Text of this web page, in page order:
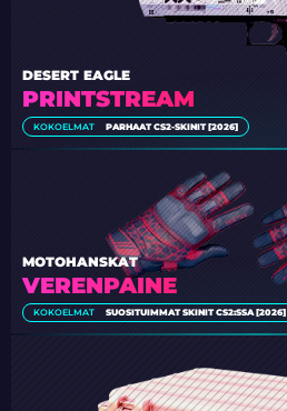
PRINTSTREAM
DESERT EAGLE
KOKOELMAT PARHAAT CS2-SKINIT [2026]
VERENPAINE
MOTOHANSKAT
KOKOELMAT SUOSITUIMMAT SKINIT CS2:SSA [2026]